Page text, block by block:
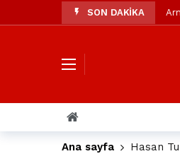
SON DAKİKA
Ana sayfa Hasan